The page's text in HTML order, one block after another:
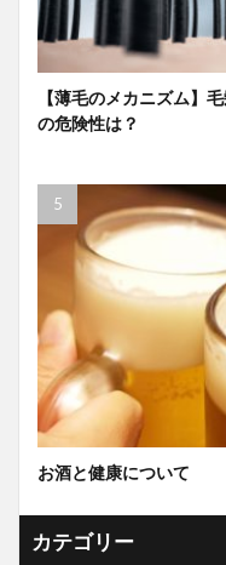
【薄毛のメカニズム】
の危険性は？
お酒と健康について
カテゴリー